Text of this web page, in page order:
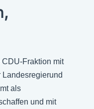
Fraktion mit
als
und mit